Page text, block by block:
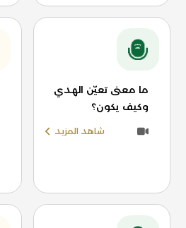
ما معنى تعيّن الهدي
وكيف يكون؟
شاهد المزيد